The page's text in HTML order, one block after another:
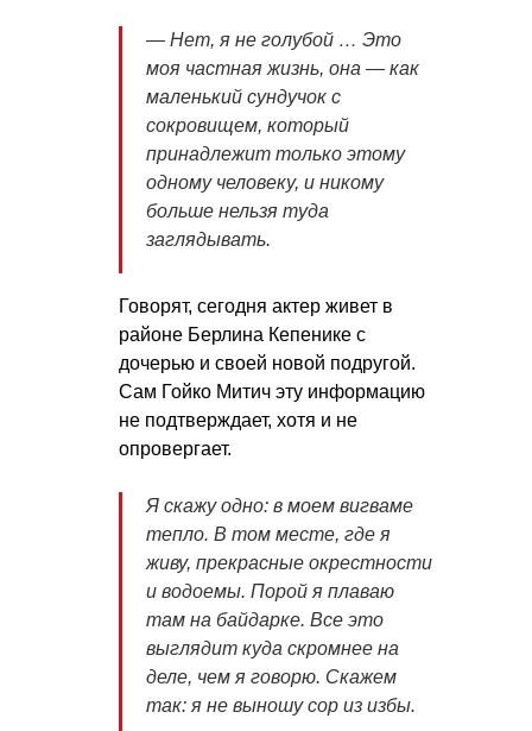
— Нет, я не голубой … Это
моя частная жизнь, она — как
маленький сундучок с
сокровищем, который
принадлежит только этому
одному человеку, и никому
больше нельзя туда
заглядывать.
Говорят, сегодня актер живет в
районе Берлина Кепенике с
дочерью и своей новой подругой.
Сам Гойко Митич эту информацию
не подтверждает, хотя и не
опровергает.
Я скажу одно: в моем вигваме
тепло. В том месте, где я
живу, прекрасные окрестности
и водоемы. Порой я плаваю
там на байдарке. Все это
выглядит куда скромнее на
деле, чем я говорю. Скажем
так: я не выношу сор из избы.